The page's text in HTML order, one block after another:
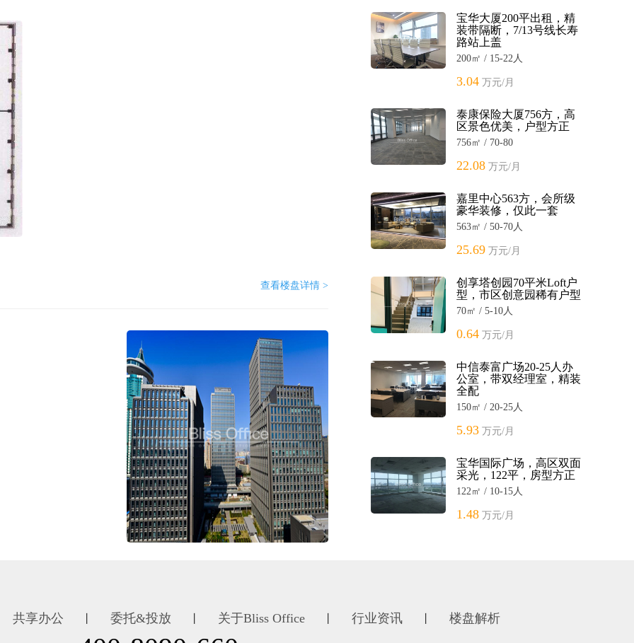
查看楼盘详情 >
宝华大厦200平出租，精
装带隔断，7/13号线长寿
路站上盖
200㎡ / 15-22人
3.04 万元/月
泰康保险大厦756方，高
区景色优美，户型方正
756㎡ / 70-80
22.08 万元/月
嘉里中心563方，会所级
豪华装修，仅此一套
563㎡ / 50-70人
25.69 万元/月
创享塔创园70平米Loft户
型，市区创意园稀有户型
70㎡ / 5-10人
0.64 万元/月
中信泰富广场20-25人办
公室，带双经理室，精装
全配
150㎡ / 20-25人
5.93 万元/月
宝华国际广场，高区双面
采光，122平，房型方正
122㎡ / 10-15人
1.48 万元/月
共享办公 委托&投放 关于Bliss Office 行业资讯 楼盘解析